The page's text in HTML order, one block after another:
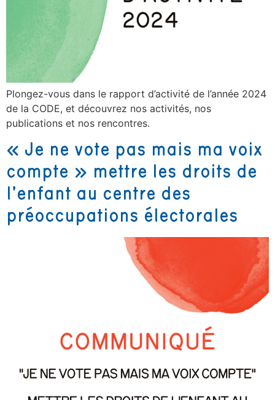
Plongez-vous dans le rapport d’activité de l’année 2024
de la CODE, et découvrez nos activités, nos
publications et nos rencontres.
« Je ne vote pas mais ma voix
compte » mettre les droits de
l’enfant au centre des
préoccupations électorales